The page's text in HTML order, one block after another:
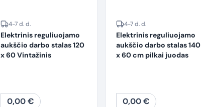
4-7 d. d.
Elektrinis reguliuojamo
aukščio darbo stalas 120
x 60 Vintažinis
0,00€
4-7 d. d.
Elektrinis reguliuojamo
aukščio darbo stalas 140
x 60 cm pilkai juodas
0,00€